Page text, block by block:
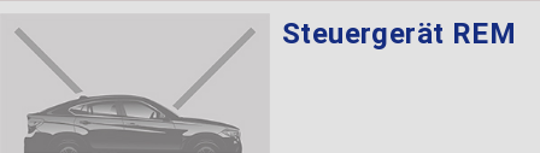
Steuergerät REM